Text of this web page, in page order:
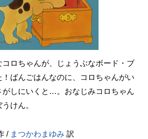
ロちゃんが、じょうぶなボード・ブ
！ばんごはんなのに、コロちゃんがい
がしにいくと…。おなじみコロちゃん
けん。
/ まつかわまゆみ 訳